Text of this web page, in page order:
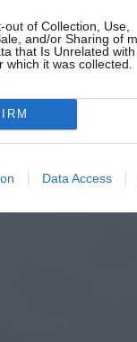
out of Collection, Use,
and/or Sharing of
that Is Unrelated
which it was collected.
Data Access